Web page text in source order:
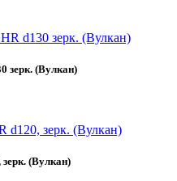
зерк. (Вулкан)
(Вулкан)